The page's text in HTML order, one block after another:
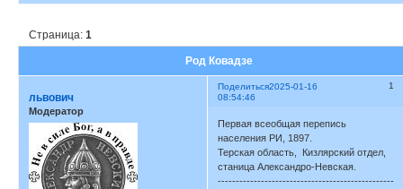
Род Ковадзе
Страница:1
Поделиться 1
2025-01-16
08:54:46
львович
Модератор
Первая всеобщая перепись
населения РИ, 1897.
Терская область, Кизлярский отдел,
станица Александро-Невская.
-------------------------------------------------